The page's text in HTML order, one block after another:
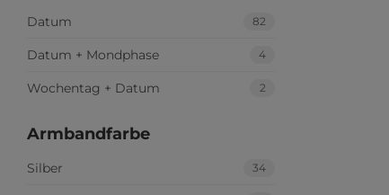
Datum 82
Datum + Mondphase 4
Wochentag + Datum 2
Armbandfarbe
Silber 34